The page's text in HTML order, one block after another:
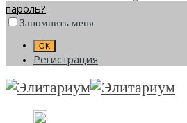
пароль?
Запомнить меня
Регистрация